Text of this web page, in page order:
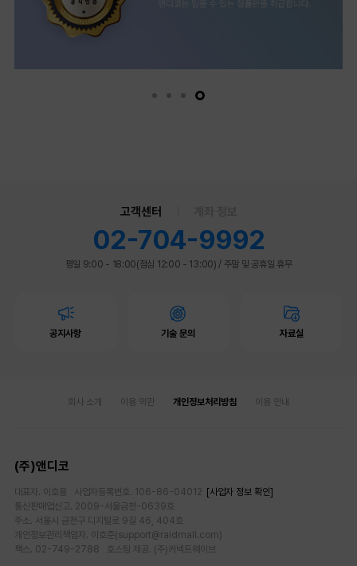
고객센터
02-704-9992
평일 9:00 - 18:00(점심 12:00 - 13:00) / 주말 및 공휴일 휴무
공지사항 기술 문의 자료실
회사 소개 이용 약관 개인정보처리방침 이용 안내
(주)앤디코
대표자. 이호용 사업자등록번호. 106-86-04012 [사업자 정보 확인]
통신판매업신고. 2009-서울금천-0639호
주소. 서울시 금천구 디지털로 9길 46, 404호
개인정보관리책임자. 이호준(support@raidmall.com)
팩스. 02-749-2788 호스팅 제공. (주)커넥트웨이브